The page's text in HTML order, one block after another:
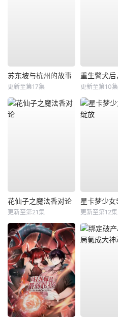
苏东坡与杭州的故事
更新至第17集 更新至第10集
花仙子之魔法香对论
更新至第21集 更新至第12集